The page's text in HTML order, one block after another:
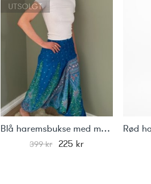
UTSOLGT
Blå haremsbukse med motiv
399kr Opprinnelig
225 krNåværende